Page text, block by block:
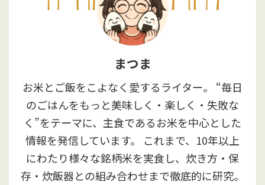
まつま
お米とご飯をこよなく愛するライター。 “毎日
のごはんをもっと美味しく・楽しく・失敗な
く”をテーマに、主食であるお米を中心とした
情報を発信しています。 これまで、10年以上
にわたり様々な銘柄米を実食し、炊き方・保
存・炊飯器との組み合わせまで徹底的に研究。